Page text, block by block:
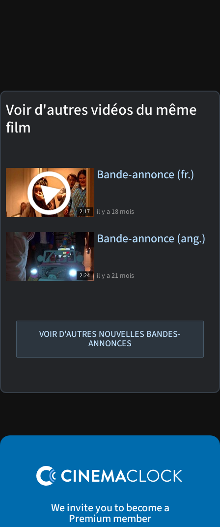
Voir d'autres vidéos du même
film
2:17
Bande-annonce (fr.)
il y a 18 mois
2:24
Bande-annonce (ang.)
il y a 21 mois
VOIR D'AUTRES NOUVELLES BANDES-
ANNONCES
We invite you to become a
Premium member